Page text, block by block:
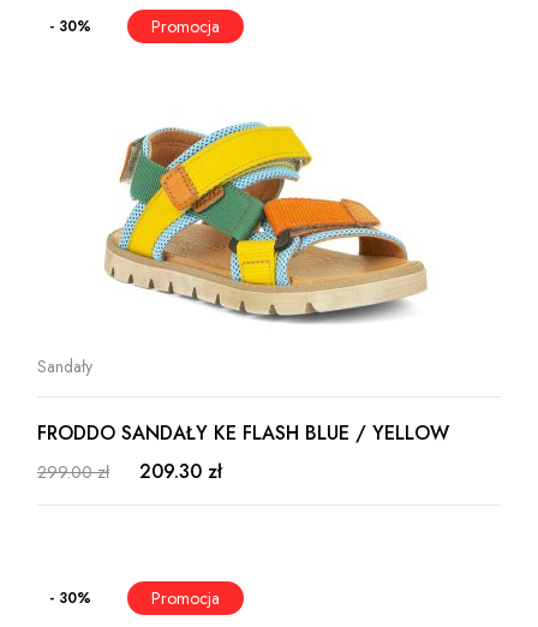
- 30%
Sandały
FRODDO SANDAŁY KE FLASH BLUE / YELLOW
299.00 zł 209.30 zł
- 30%